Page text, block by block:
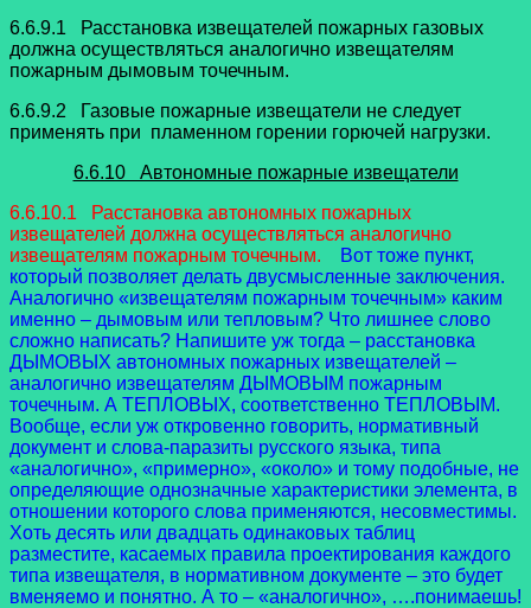
6.6.9.1 Расстановка извещателей пожарных газовых
должна осуществляться аналогично извещателям
пожарным дымовым точечным.
6.6.9.2 Газовые пожарные извещатели не следует
применять при пламенном горении горючей нагрузки.
6.6.10 Автономные пожарные извещатели
6.6.10.1 Расстановка автономных пожарных
извещателей должна осуществляться аналогично
извещателям пожарным точечным.
Вот тоже пункт,
который позволяет делать двусмысленные заключения.
Аналогично «извещателям пожарным точечным» каким
именно – дымовым или тепловым? Что лишнее слово
сложно написать? Напишите уж тогда – расстановка
ДЫМОВЫХ автономных пожарных извещателей –
аналогично извещателям ДЫМОВЫМ пожарным
точечным. А ТЕПЛОВЫХ, соответственно ТЕПЛОВЫМ.
Вообще, если уж откровенно говорить, нормативный
документ и слова-паразиты русского языка, типа
«аналогично», «примерно», «около» и тому подобные, не
определяющие однозначные характеристики элемента, в
отношении которого слова применяются, несовместимы.
Хоть десять или двадцать одинаковых таблиц
разместите, касаемых правила проектирования каждого
типа извещателя, в нормативном документе – это будет
вменяемо и понятно. А то – «аналогично», ….понимаешь!